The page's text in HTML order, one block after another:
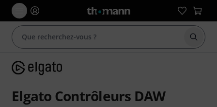
Elgato Contrôleurs DAW